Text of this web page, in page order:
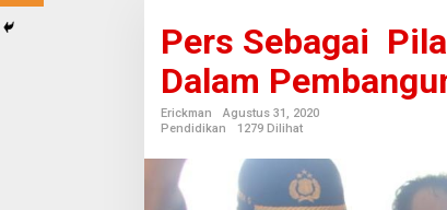
Pers Sebagai
Dalam
Erickman
Agustus 31, 2020
Pendidikan
1279 Dilihat